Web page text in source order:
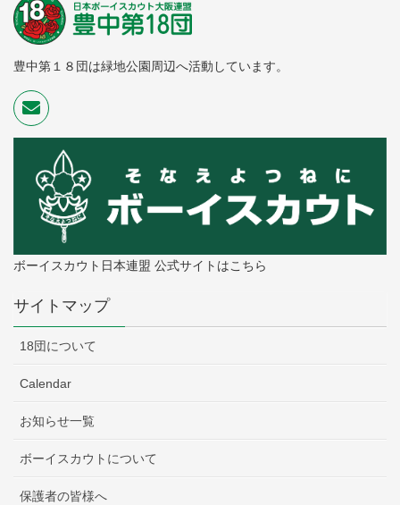
豊中第１８団は緑地公園周辺へ活動しています。
ボーイスカウト日本連盟 公式サイトはこちら
サイトマップ
18団について
Calendar
お知らせ一覧
ボーイスカウトについて
保護者の皆様へ